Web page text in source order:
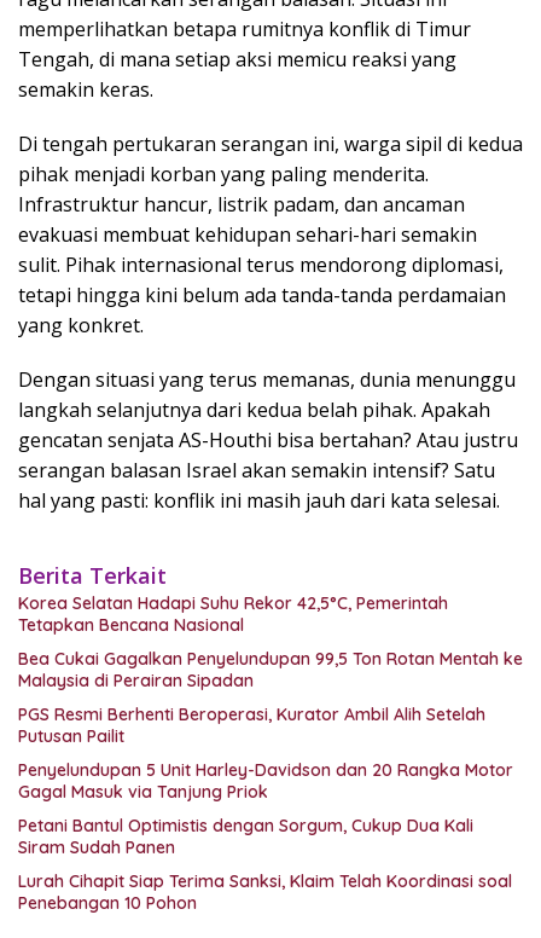
memperlihatkan betapa rumitnya konflik di Timur
Tengah, di mana setiap aksi memicu reaksi yang
semakin keras.
Di tengah pertukaran serangan ini, warga sipil di kedua
pihak menjadi korban yang paling menderita.
Infrastruktur hancur, listrik padam, dan ancaman
evakuasi membuat kehidupan sehari-hari semakin
sulit. Pihak internasional terus mendorong diplomasi,
tetapi hingga kini belum ada tanda-tanda perdamaian
yang konkret.
Dengan situasi yang terus memanas, dunia menunggu
langkah selanjutnya dari kedua belah pihak. Apakah
gencatan senjata AS-Houthi bisa bertahan? Atau justru
serangan balasan Israel akan semakin intensif? Satu
hal yang pasti: konflik ini masih jauh dari kata selesai.
Berita Terkait
Korea Selatan Hadapi Suhu Rekor 42,5°C, Pemerintah
Tetapkan Bencana Nasional
Bea Cukai Gagalkan Penyelundupan 99,5 Ton Rotan Mentah ke
Malaysia di Perairan Sipadan
PGS Resmi Berhenti Beroperasi, Kurator Ambil Alih Setelah
Putusan Pailit
Penyelundupan 5 Unit Harley-Davidson dan 20 Rangka Motor
Gagal Masuk via Tanjung Priok
Petani Bantul Optimistis dengan Sorgum, Cukup Dua Kali
Siram Sudah Panen
Lurah Cihapit Siap Terima Sanksi, Klaim Telah Koordinasi soal
Penebangan 10 Pohon